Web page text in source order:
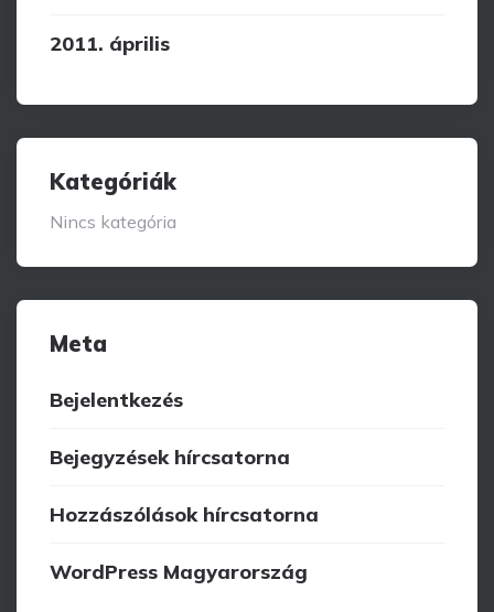
2011. április
Kategóriák
Nincs kategória
Meta
Bejelentkezés
Bejegyzések hírcsatorna
Hozzászólások hírcsatorna
WordPress Magyarország